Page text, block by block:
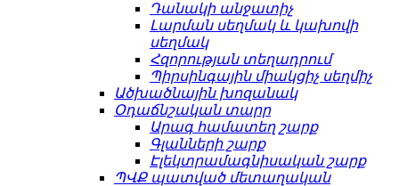
Դանակի անջատիչ
Լարման սեղմակ և կախովի
սեղմակ
Հզորության տեղադրում
Պիրսինգային միակցիչ սեղմիչ
Ածխածնային խոզանակ
Օդաճնշական տարր
Արագ համատեղ շարք
Գլանների շարք
Էլեկտրամագնիսական շարք
ՊՎՔ պատված մետաղական